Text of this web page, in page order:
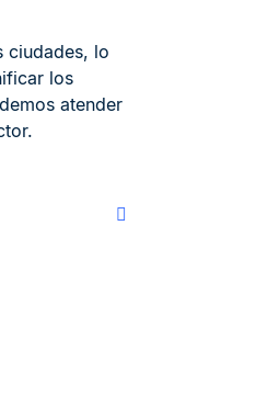
ciudades, lo
los
atender